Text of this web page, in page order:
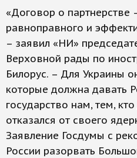
«Договор о партнерстве
равноправного и
– заявил «НИ»
Верховной рады по
Билорус. – Для Украины
которые должна давать
государство нам, тем,
отказался от своего
Заявление Госдумы с
России разорвать